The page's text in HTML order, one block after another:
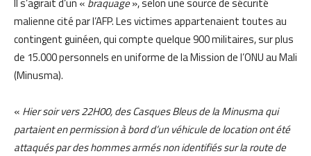
malienne cité par l’AFP. Les victimes appartenaient toutes au
contingent guinéen, qui compte quelque 900 militaires, sur plus
de 15.000 personnels en uniforme de la Mission de l’ONU au Mali
(Minusma).
« Hier soir vers 22H00, des Casques Bleus de la Minusma qui
partaient en permission à bord d’un véhicule de location ont été
attaqués par des hommes armés non identifiés sur la route de